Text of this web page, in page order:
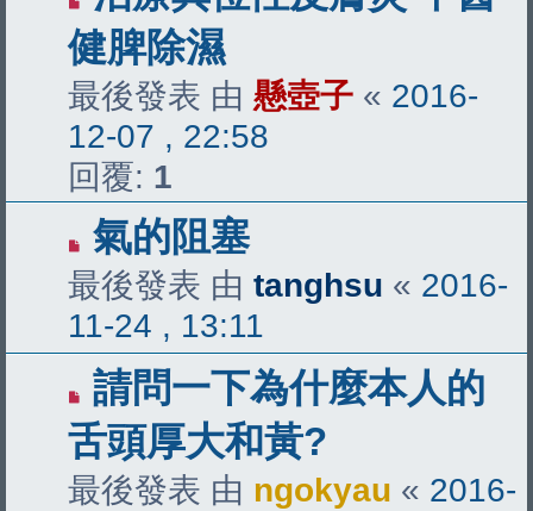
健脾除濕
最後發表 由 懸壺子 « 2016-
12-07 , 22:58
回覆: 1
氣的阻塞
最後發表 由 tanghsu « 2016-
11-24 , 13:11
請問一下為什麼本人的
舌頭厚大和黃?
最後發表 由 ngokyau « 2016-